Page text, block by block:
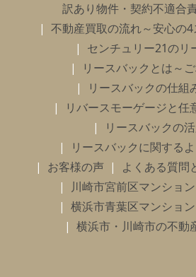
訳あり物件・契約不適合
不動産買取の流れ～安心の
センチュリー21のリ
リースバックとは～
リースバックの仕組
リバースモーゲージと任
リースバックの
リースバックに関する
お客様の声
よくある質問
川崎市宮前区マンショ
横浜市青葉区マンショ
横浜市・川崎市の不動